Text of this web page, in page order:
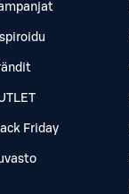
Friday